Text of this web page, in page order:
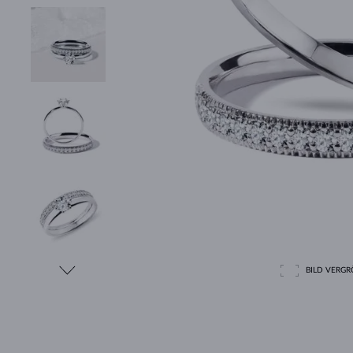
BILD